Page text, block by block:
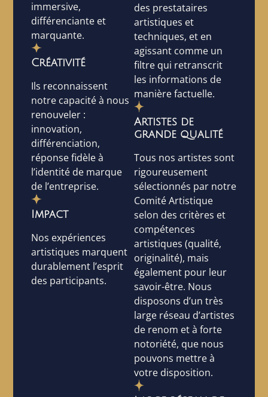
immersive,
différenciante et
marquante.
Créativité
Ils reconnaissent
notre capacité à nous
renouveler :
innovation,
différenciation,
réponse fidèle à
l’identité de marque
de l’entreprise.
Impact
Nos expériences
artistiques marquent
durablement l’esprit
des participants.
des prestataires
artistiques et
techniques, et en
agissant comme un
filtre qui retranscrit
les informations de
manière factuelle.
Artistes de
grande qualité
Tous nos artistes sont
rigoureusement
sélectionnés par notre
Comité Artistique
selon des critères et
compétences
artistiques (qualité,
originalité), mais
également pour leur
savoir-être. Nous
disposons d’un très
large réseau d’artistes
de renom et à forte
notoriété, que nous
pouvons mettre à
votre disposition.